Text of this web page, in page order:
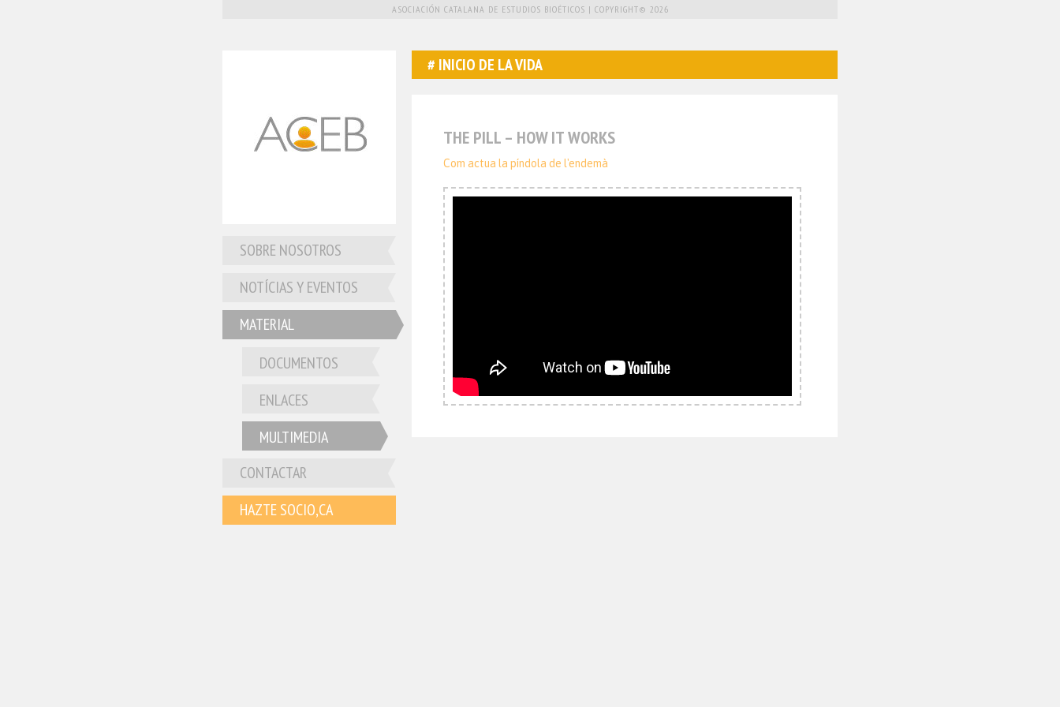
ASOCIACIÓN CATALANA DE ESTUDIOS BIOÉTICOS | COPYRIGHT© 2026
SOBRE NOSOTROS
NOTÍCIAS Y EVENTOS
MATERIAL
DOCUMENTOS
ENLACES
MULTIMEDIA
CONTACTAR
HAZTE SOCIO,CA
INICIO DE LA VIDA
THE PILL – HOW IT WORKS
Com actua la píndola de l'endemà